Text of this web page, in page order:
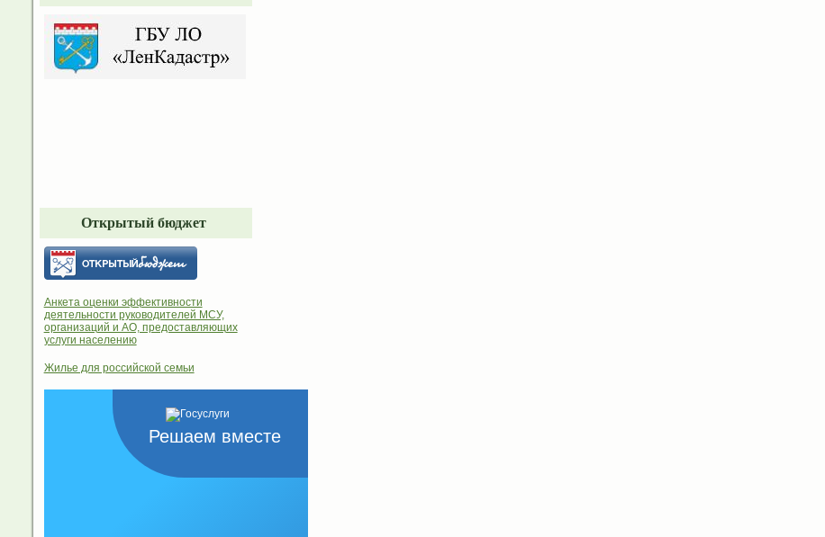
Открытый бюджет
Анкета оценки эффективности
деятельности руководителей МСУ,
организаций и АО, предоставляющих
услуги населению
Жилье для российской семьи
Решаем вместе